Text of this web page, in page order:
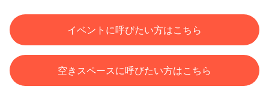
イベントに呼びたい方はこちら
空きスペースに呼びたい方はこちら